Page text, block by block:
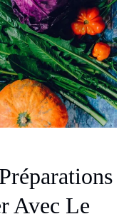
Avec Le